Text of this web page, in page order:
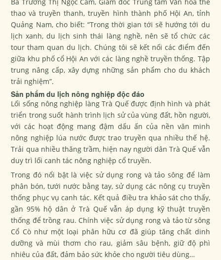
Bà Trương Thị Ngọc Cẩm, Giám đốc Trung tâm Văn hóa thể
thao và truyền thanh, truyền hình thành phố Hội An, tỉnh
Quảng Nam, cho biết: “Trong thời gian tới sẽ hướng tới du
lịch xanh, du lịch sinh thái làng nghề, nên sẽ tổ chức các
tour tham quan du lịch. Chúng tôi sẽ kết nối các điểm đến
giữa khu phố cổ Hội An với các làng nghề truyền thống. Tập
trung nâng cấp, xây dựng những sản phẩm cho du khách
trải nghiệm”.
Sản phẩm du lịch nông nghiệp độc đáo
Lối sống nông nghiệp làng Trà Quế được định hình và phát
triển trong suốt hành trình lịch sử của vùng đất, hồn người,
với các hoạt động mang đậm dấu ấn của nền văn minh
nông nghiệp lúa nước được trao truyền qua nhiều thế hệ.
Trải qua nhiều thăng trầm, hiện nay người dân Trà Quế vẫn
duy trì lối canh tác nông nghiệp cổ truyền.
Trong đó nổi bật là việc sử dụng rong và tảo sông để làm
phân bón, tưới nước bằng tay, sử dụng các nông cụ truyền
thống phục vụ canh tác. Kết quả điều tra khảo sát cho thấy,
gần 95% hộ dân ở Trà Quế vẫn áp dụng kỹ thuật truyền
thống để trồng rau. Chính việc sử dụng rong và tảo từ sông
Cổ Cò như một loại phân hữu cơ đã giúp tăng chất dinh
dưỡng và mùi thơm cho rau, giảm sâu bệnh, giữ độ phì
nhiêu của đất, đảm bảo sức khỏe cho người tiêu dùng…